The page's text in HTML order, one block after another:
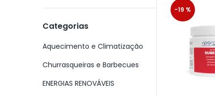
-19 %
Categorias
Aquecimento e Climatização
Churrasqueiras e Barbecues
ENERGIAS RENOVÁVEIS